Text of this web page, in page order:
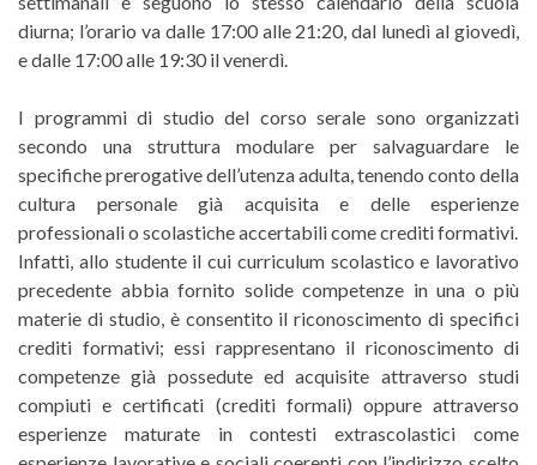
diurna; l’orario va dalle 17:00 alle 21:20, dal lunedì al giovedì,
e dalle 17:00 alle 19:30 il venerdì.
I programmi di studio del corso serale sono organizzati
secondo una struttura modulare per salvaguardare le
specifiche prerogative dell’utenza adulta, tenendo conto della
cultura personale già acquisita e delle esperienze
professionali o scolastiche accertabili come crediti formativi.
Infatti, allo studente il cui curriculum scolastico e lavorativo
precedente abbia fornito solide competenze in una o più
materie di studio, è consentito il riconoscimento di specifici
crediti formativi; essi rappresentano il riconoscimento di
competenze già possedute ed acquisite attraverso studi
compiuti e certificati (crediti formali) oppure attraverso
esperienze maturate in contesti extrascolastici come